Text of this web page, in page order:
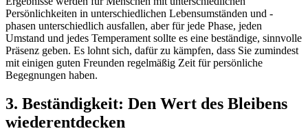
Persönlichkeiten in unterschiedlichen Lebensumständen und -
phasen unterschiedlich ausfallen, aber für jede Phase, jeden
Umstand und jedes Temperament sollte es eine beständige, sinnvolle
Präsenz geben. Es lohnt sich, dafür zu kämpfen, dass Sie zumindest
mit einigen guten Freunden regelmäßig Zeit für persönliche
Begegnungen haben.
3. Beständigkeit: Den Wert des Bleibens
wiederentdecken